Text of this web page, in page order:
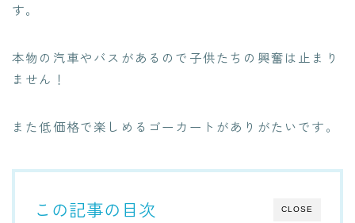
す。
本物の汽車やバスがあるので子供たちの興奮は止まり
ません！
また低価格で楽しめるゴーカートがありがたいです。
CLOSE
この記事の目次